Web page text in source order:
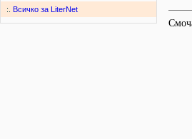
:. Всичко за LiterNet